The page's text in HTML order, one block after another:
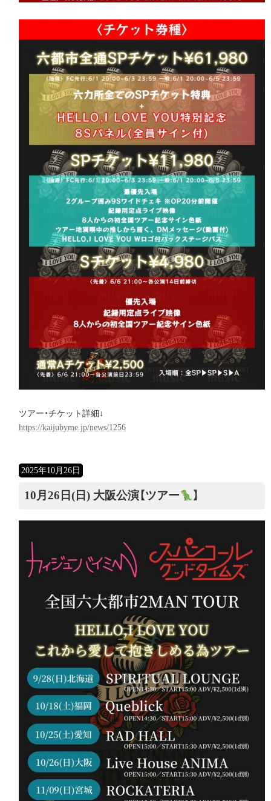
ツアー・チケット詳細↓
https://kaijubyme.jp/news/1256
2025年10月26日
10月26日(日) 大阪公演【ツアー 】